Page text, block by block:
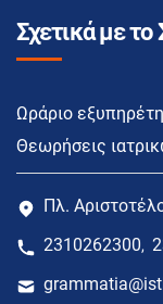
Σχετικά με το
Ωράριο
Θεωρήσεις
Πλ.
2310262300,